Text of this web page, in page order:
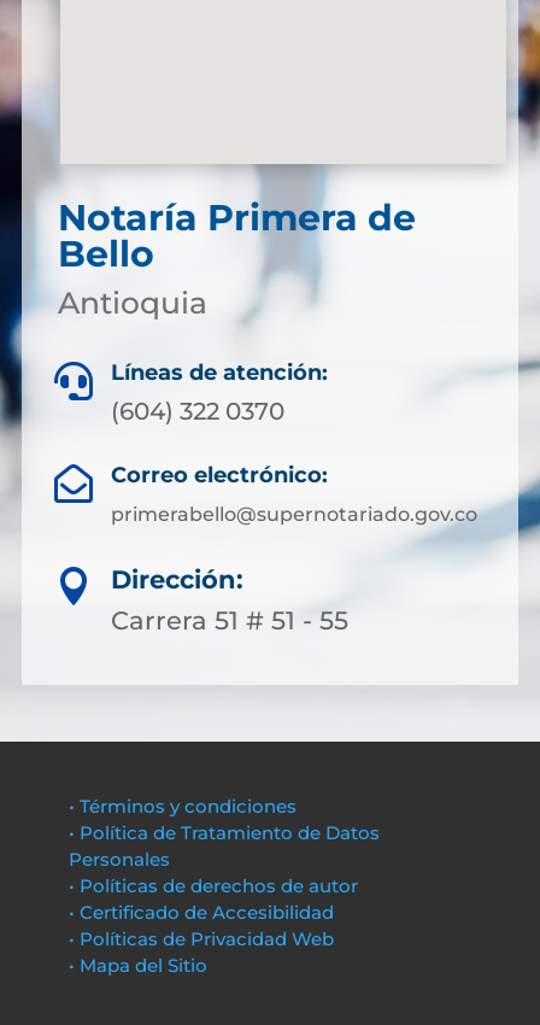
Notaría Primera de
Bello
Antioquia
 Líneas de atención:
(604) 322 0370
 Correo electrónico:
primerabello@supernotariado.gov.co

Dirección:
Carrera 51 # 51 - 55
• Términos y condiciones
• Política de Tratamiento de Datos
Personales
• Políticas de derechos de autor
• Certificado de Accesibilidad
• Políticas de Privacidad Web
• Mapa del Sitio